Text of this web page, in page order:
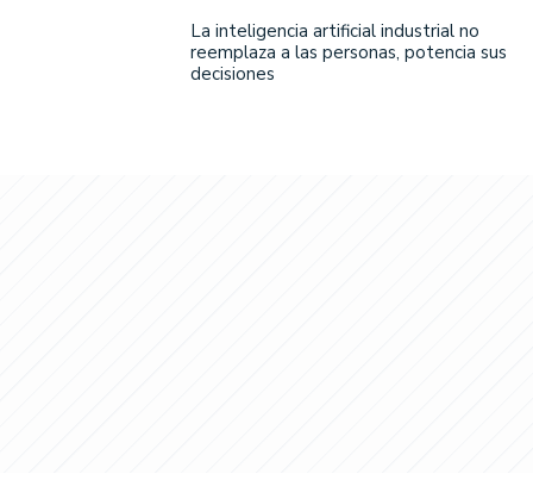
La inteligencia artificial industrial no
reemplaza a las personas, potencia sus
decisiones